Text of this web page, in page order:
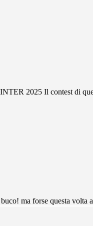
2025 Il contest di
ma forse questa volta